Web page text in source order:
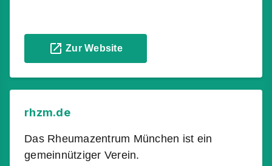
Zur Website
rhzm.de
Das Rheumazentrum München ist ein
gemeinnütziger Verein.